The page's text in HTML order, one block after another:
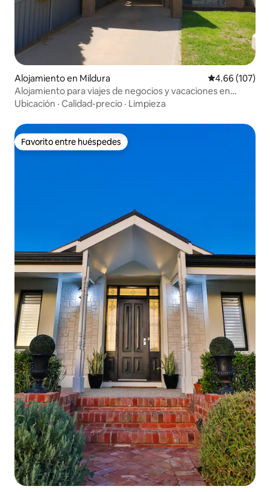
Alojamiento en Mildura Calificación
4.66 (107)
Alojamiento para viajes de negocios y vacaciones en
San Mateo
Ubicación · Calidad-precio · Limpieza
Favorito entre huéspedes
Favorito entre huéspedes